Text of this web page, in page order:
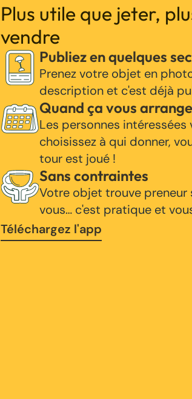
Plus utile que jeter,
vendre
Publiez en quelques
Prenez votre objet en
description et c'est déjà
Quand ça vous arrange
Les personnes
choisissez à qui donner,
tour est joué !
Sans contraintes
Votre objet trouve preneur
vous… c'est pratique et
Téléchargez l'app